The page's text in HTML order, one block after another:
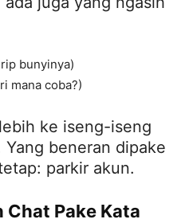
bunyinya)
mana coba?)
ke iseng-iseng
beneran dipake
parkir akun.
Pake Kata